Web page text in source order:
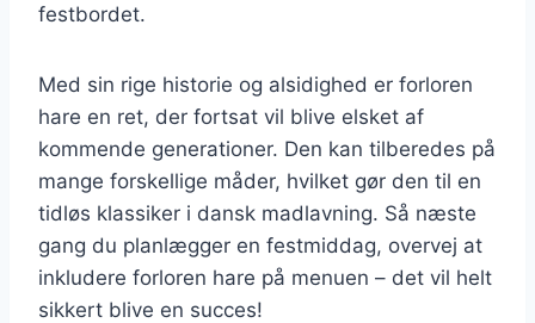
festbordet.
Med sin rige historie og alsidighed er forloren
hare en ret, der fortsat vil blive elsket af
kommende generationer. Den kan tilberedes på
mange forskellige måder, hvilket gør den til en
tidløs klassiker i dansk madlavning. Så næste
gang du planlægger en festmiddag, overvej at
inkludere forloren hare på menuen – det vil helt
sikkert blive en succes!